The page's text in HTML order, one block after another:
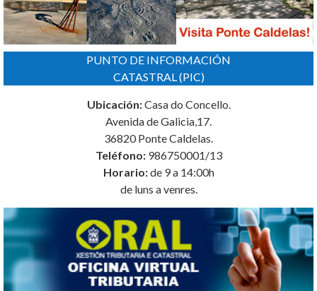
PUNTO DE INFORMACIÓN
CATASTRAL (PIC)
Ubicación:Casa do Concello.
Avenida de Galicia,17.
36820 Ponte Caldelas.
Teléfono:986750001/13
Horario:de 9 a 14:00h
de luns a venres.